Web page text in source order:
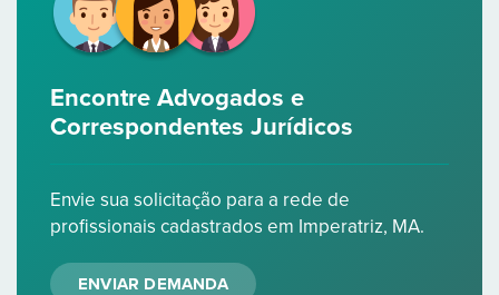
Encontre Advogados e
Correspondentes Jurídicos
Envie sua solicitação para a rede de
profissionais cadastrados em Imperatriz, MA.
ENVIAR DEMANDA